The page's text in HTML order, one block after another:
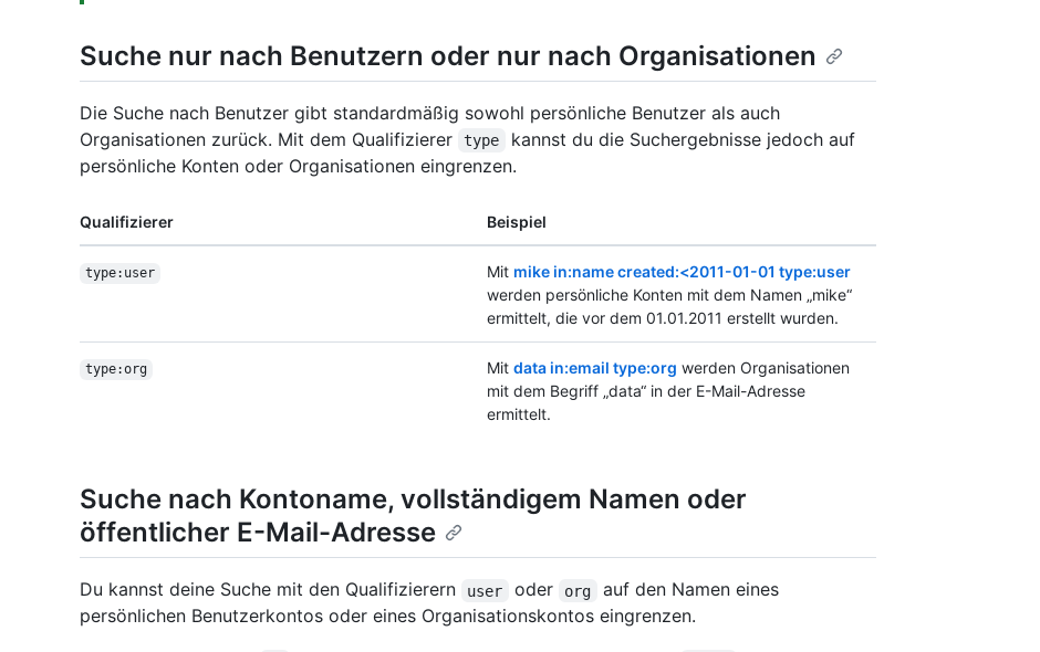
Suche nur nach Benutzern oder nur nach Organisationen
Die Suche nach Benutzer gibt standardmäßig sowohl persönliche Benutzer als auch
Organisationen zurück. Mit dem Qualifizierer
type
kannst du die Suchergebnisse jedoch auf
persönliche Konten oder Organisationen eingrenzen.
Qualifizierer Beispiel
type:user Mit mike in:name created:<2011-01-01 type:user
werden persönliche Konten mit dem Namen „mike“
ermittelt, die vor dem 01.01.2011 erstellt wurden.
type:org Mit data in:email type:org werden Organisationen
mit dem Begriff „data“ in der E-Mail-Adresse
ermittelt.
Suche nach Kontoname, vollständigem Namen oder
öffentlicher E-Mail-Adresse
Du kannst deine Suche mit den Qualifizierern user oder org
auf den Namen eines
persönlichen Benutzerkontos oder eines Organisationskontos eingrenzen.